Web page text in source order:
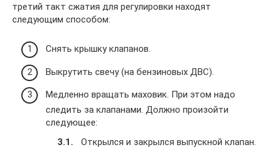
третий такт сжатия для регулировки находят
следующим способом:
Снять крышку клапанов.
Выкрутить свечу (на бензиновых ДВС).
Медленно вращать маховик. При этом надо
следить за клапанами. Должно произойти
следующее:
Открылся и закрылся выпускной клапан.